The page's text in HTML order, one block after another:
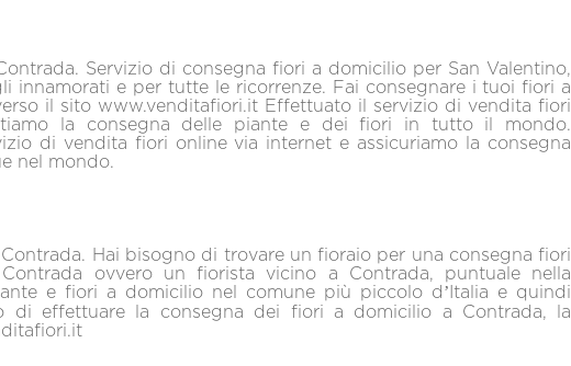
Servizio di consegna fiori a domicilio per San Valentino,
innamorati e per tutte le ricorrenze. Fai consegnare i tuoi fiori a
il sito www.venditafiori.it Effettuato il servizio di vendita fiori
la consegna delle piante e dei fiori in tutto il mondo.
di vendita fiori online via internet e assicuriamo la consegna
nel mondo.
Hai bisogno di trovare un fioraio per una consegna fiori
ovvero un fiorista vicino a Contrada, puntuale nella
e fiori a domicilio nel comune più piccolo d’Italia e quindi
di effettuare la consegna dei fiori a domicilio a Contrada, la